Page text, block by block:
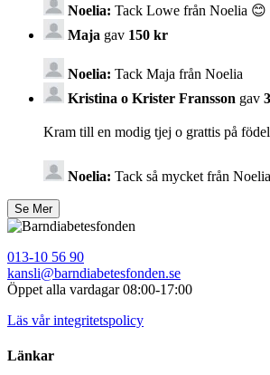
Noelia: Tack Lowe från Noelia 😊
Maja gav 150 kr
Noelia: Tack Maja från Noelia
Kristina o Krister Fransson gav
Kram till en modig tjej o grattis på
Noelia: Tack så mycket från Noelia
013-10 56 90
kansli@barndiabetesfonden.se
Öppet alla vardagar 08:00-17:00
Läs vår integritetspolicy
Länkar